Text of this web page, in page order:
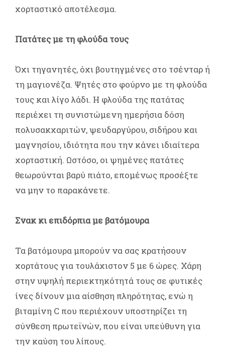
χορταστικό αποτέλεσμα.
Πατάτες με τη φλούδα τους
Όχι τηγανητές, όχι βουτηγμένες στο τσένταρ ή
τη μαγιονέζα. Ψητές στο φούρνο με τη φλούδα
τους και λίγο λάδι. Η φλούδα της πατάτας
περιέχει τη συνιστώμενη ημερήσια δόση
πολυσακχαριτών, ψευδαργύρου, σιδήρου και
μαγνησίου, ιδιότητα που την κάνει ιδιαίτερα
χορταστική. Ωστόσο, οι ψημένες πατάτες
θεωρούνται βαρύ πιάτο, επομένως προσέξτε
να μην το παρακάνετε.
Σνακ κι επιδόρπια με βατόμουρα
Τα βατόμουρα μπορούν να σας κρατήσουν
χορτάτους για τουλάχιστον 5 με 6 ώρες. Χάρη
στην υψηλή περιεκτηκότητά τους σε φυτικές
ίνες δίνουν μια αίσθηση πληρότητας, ενώ η
βιταμίνη C που περιέχουν υποστηρίζει τη
σύνθεση πρωτεϊνών, που είναι υπεύθυνη για
την καύση του λίπους.